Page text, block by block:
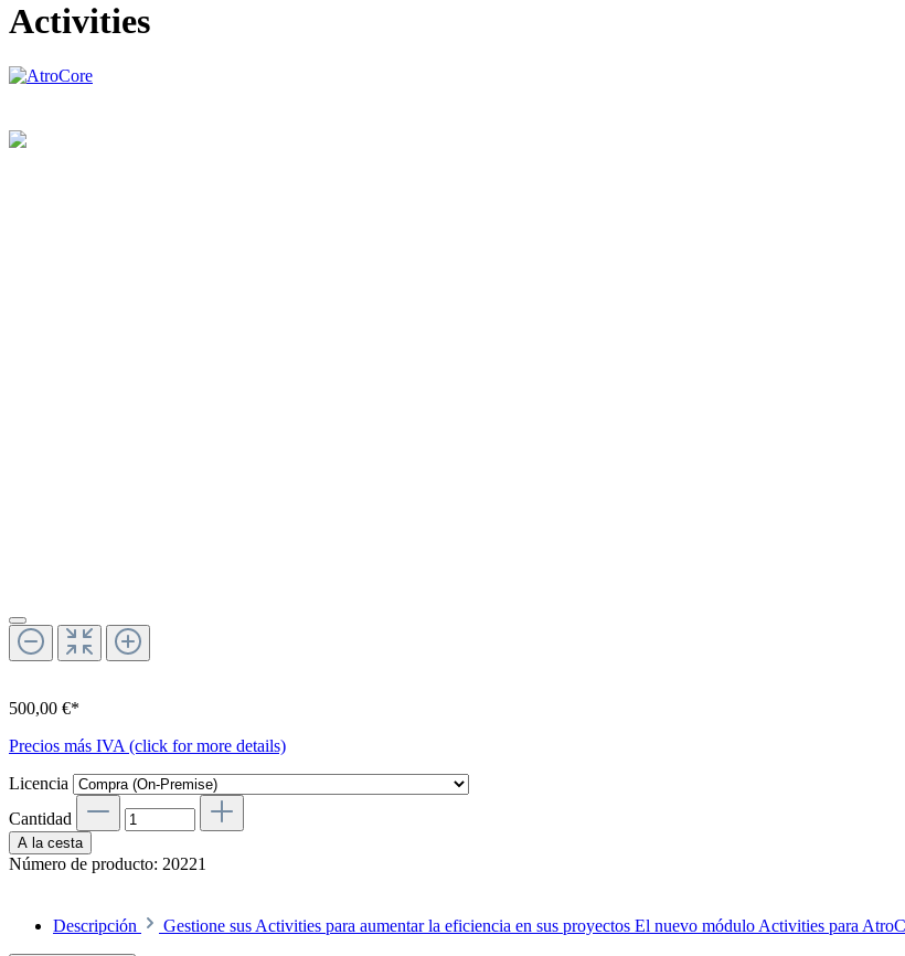
Activities
500,00 €*
Precios más IVA (click for more details)
Licencia
Cantidad
A la cesta
Número de producto: 20221
Descripción Gestione sus Activities para aumentar la eficiencia en sus proyectos El nuevo módulo Activities para